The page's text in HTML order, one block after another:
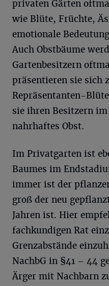
privaten Gärten
wie Blüte, Früchte,
emotionale
Auch Obstbäume
Gartenbesitzern
präsentieren sie sich
Repräsentanten-
sie ihren Besitzern
nahrhaftes Obst.
Im Privatgarten ist
Baumes im
immer ist der
groß der neu
Jahren ist. Hier
fachkundigen Rat
Grenzabstände
NachbG in §41 – 44
Ärger mit Nachbarn